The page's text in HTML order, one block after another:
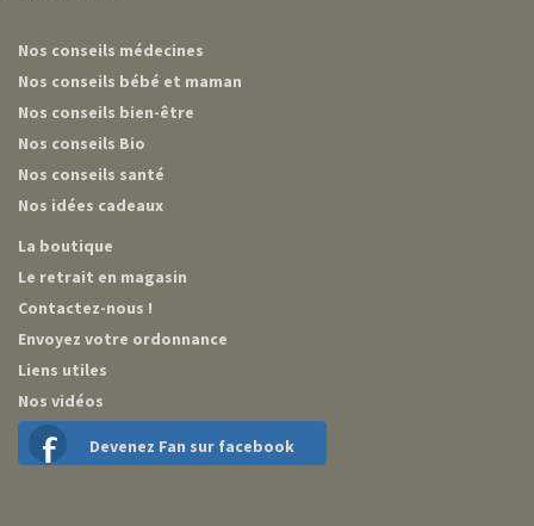
Nos conseils médecines
Nos conseils bébé et maman
Nos conseils bien-être
Nos conseils Bio
Nos conseils santé
Nos idées cadeaux
La boutique
Le retrait en magasin
Contactez-nous !
Envoyez votre ordonnance
Liens utiles
Nos vidéos
Devenez Fan sur facebook